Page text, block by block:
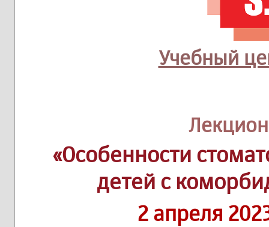
Учебный
«Особенности
детей с
2 апреля